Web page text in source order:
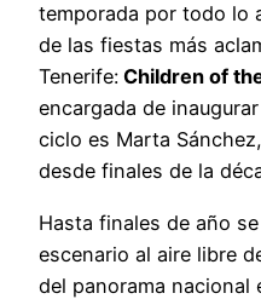
temporada por todo lo
de las fiestas más
Tenerife: Children of
encargada de
ciclo es Marta
desde finales de la
Hasta finales de año
escenario al aire libre
del panorama nacional